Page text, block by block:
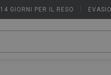
14 GIORNI PER IL RESO